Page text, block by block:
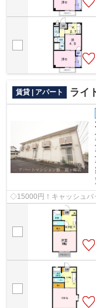
賃貸 | アパート ライ
◇15000円！キャッシュバ